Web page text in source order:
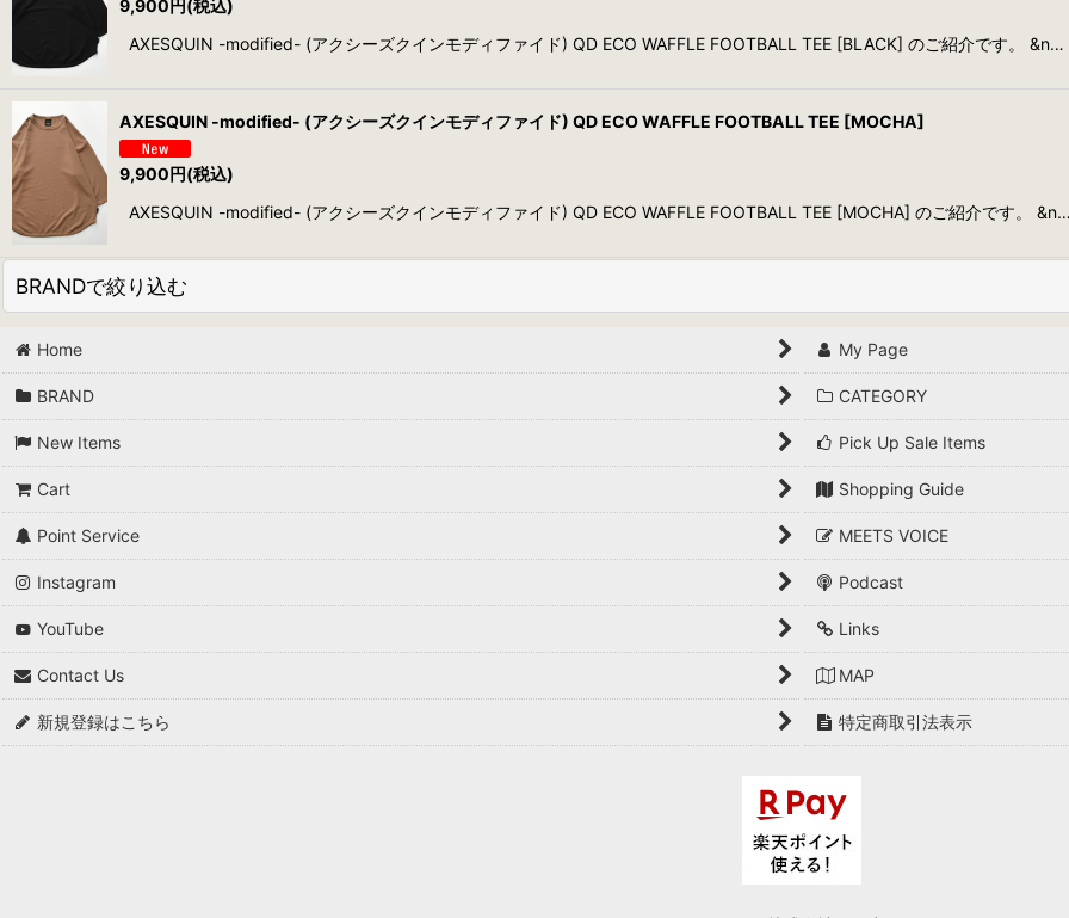
9,900円(税込)
AXESQUIN -modified- (アクシーズクインモディファイド) QD ECO WAFFLE FOOTBALL TEE [BLACK] のご紹介です。 &n…
AXESQUIN -modified- (アクシーズクインモディファイド) QD ECO WAFFLE FOOTBALL TEE [MOCHA]
9,900円(税込)
AXESQUIN -modified- (アクシーズクインモディファイド) QD ECO WAFFLE FOOTBALL TEE [MOCHA] のご紹介です。
BRANDで絞り込む
DOMESTIC (ALL)
*A VONTADE
and wander
AZUMA
AXESQUIN
blurhms
Home My Page
BRAND CATEGORY
New Items Pick Up Sale Items
Cart Shopping Guide
Point Service MEETS VOICE
Instagram Podcast
YouTube Links
Contact Us MAP
新規登録はこちら 特定商取引法表示